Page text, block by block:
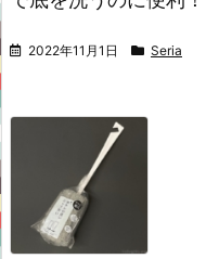
2022年11月1日 Seria